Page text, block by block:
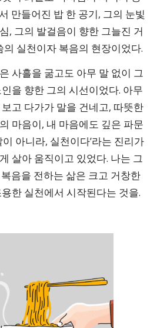
만들어진 밥 한 공기, 그의 눈빛
, 그의 발걸음이 향한 그늘진 거
실천이자 복음의 현장이었다.
사흘을 굶고도 아무 말 없이 그
을 향한 그의 시선이었다. 아무
고 다가가 말을 건네고, 따뜻한
마음이, 내 마음에도 깊은 파문
아니라, 실천이다’라는 진리가
살아 움직이고 있었다. 나는 그
음을 전하는 삶은 크고 거창한
한 실천에서 시작된다는 것을.